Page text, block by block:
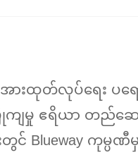
ဓာတ်အားထုတ်လုပ်ရေး
ြိုကျမှု ဧရိယာ တည်ဆ
Blueway ကုမ္ပဏီမှ